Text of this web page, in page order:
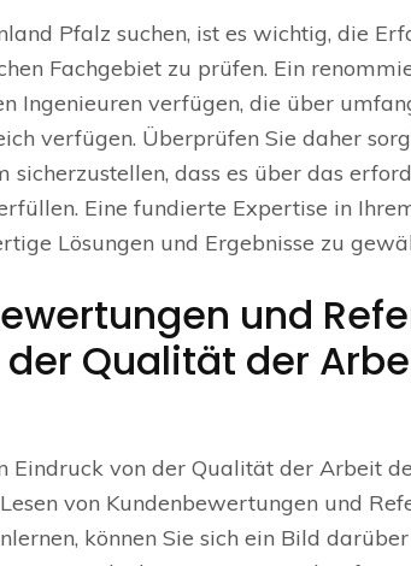
Pfalz suchen, ist es wichtig, die
Fachgebiet zu prüfen. Ein
Ingenieuren verfügen, die über
verfügen. Überprüfen Sie daher
sicherzustellen, dass es über das
Eine fundierte Expertise in
Lösungen und Ergebnisse zu
und
Qualität der
Eindruck von der Qualität der Arbeit
von Kundenbewertungen und
können Sie sich ein Bild